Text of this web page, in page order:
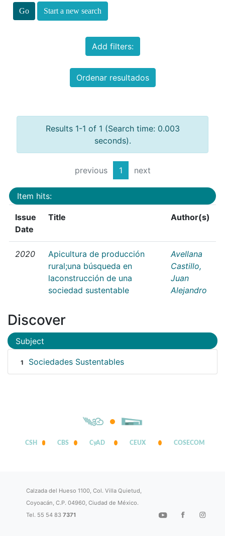
Start a new search
Add filters:
Ordenar resultados
Results 1-1 of 1 (Search time: 0.003
seconds).
previous 1 next
Item hits:
Issue
Date
Title Author(s)
2020
Apicultura de producción
rural;una búsqueda en
laconstrucción de una
sociedad sustentable
Avellana
Castillo,
Juan
Alejandro
Discover
Subject
1 Sociedades Sustentables
CSH CBS CyAD CEUX COSECOM
Calzada del Hueso 1100, Col. Villa Quietud,
Coyoacán, C.P. 04960, Ciudad de México.
Tel. 55 54 837371